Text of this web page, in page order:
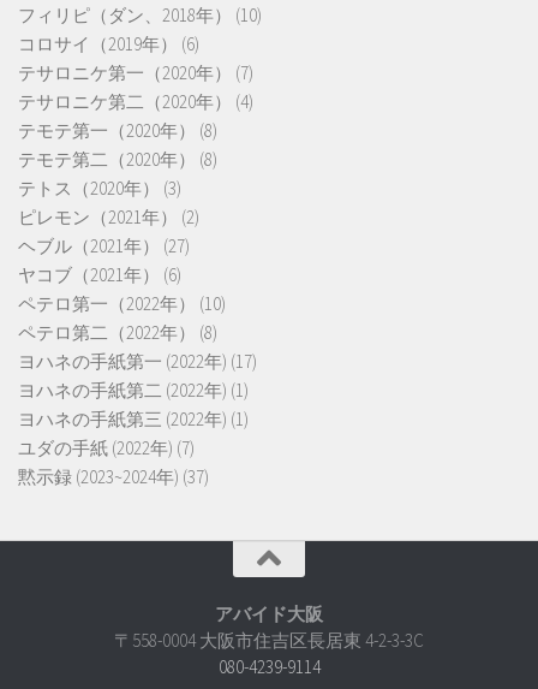
フィリピ（ダン、2018年）
(10)
コロサイ（2019年）
(6)
テサロニケ第一（2020年）
(7)
テサロニケ第二（2020年）
(4)
テモテ第一（2020年）
(8)
テモテ第二（2020年）
(8)
テトス（2020年）
(3)
ピレモン（2021年）
(2)
ヘブル（2021年）
(27)
ヤコブ（2021年）
(6)
ペテロ第一（2022年）
(10)
ペテロ第二（2022年）
(8)
ヨハネの手紙第一 (2022年) (17)
ヨハネの手紙第二 (2022年) (1)
ヨハネの手紙第三 (2022年) (1)
ユダの手紙 (2022年) (7)
黙示録 (2023~2024年) (37)
アバイド大阪
〒558-0004 大阪市住吉区長居東 4-2-3-3C
080-4239-9114